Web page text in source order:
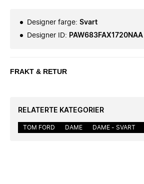
Designer farge: Svart
Designer ID: PAW683FAX1720NAA
FRAKT & RETUR
RELATERTE KATEGORIER
TOM FORD DAME DAME - SVART